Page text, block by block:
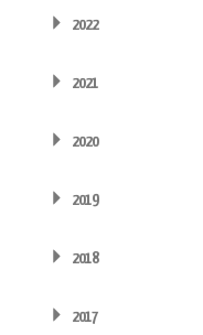
2022
2021
2020
2019
2018
2017